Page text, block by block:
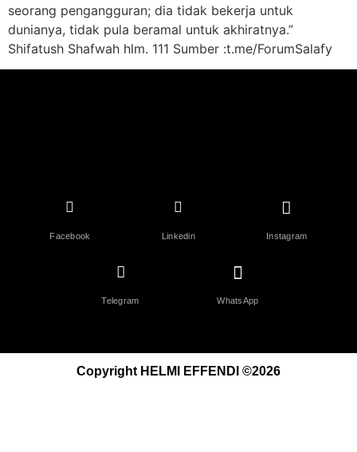
seorang pengangguran; dia tidak bekerja untuk
dunianya, tidak pula beramal untuk akhiratnya.”
Shifatush Shafwah hlm. 111 Sumber :t.me/ForumSalafy
Facebook Linkedin Instagram
Telegram WhatsApp
Copyright HELMI EFFENDI ©2026